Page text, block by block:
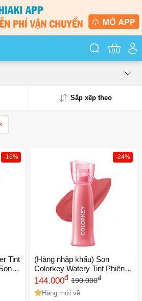
Tìm kiếm
Sắp xếp theo
Giá từ thấp - cao
Giá từ cao - thấp
-16%
Tint
Mọi
Lâu
-24%
(Hàng nhập khẩu) Son
Colorkey Watery Tint Phiên
Bản Mới Bền Màu Lâu Trôi
2.5g
144.000đ 190.000đ
Hàng mới về